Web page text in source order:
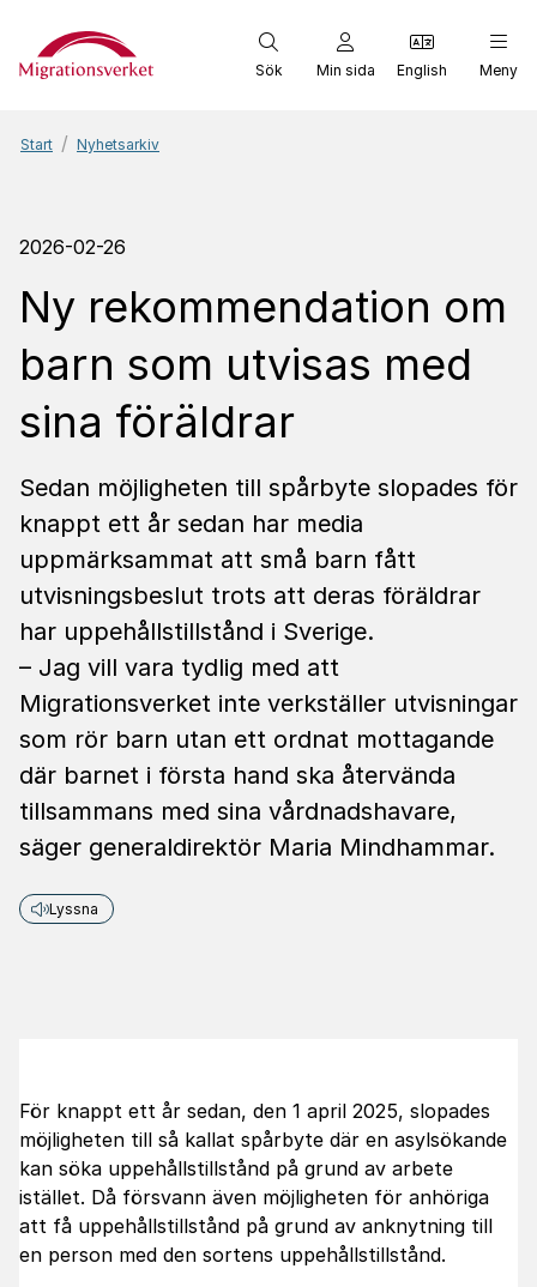
Start
Sök Min sida English Meny
Start Nyhetsarkiv
2026-02-26
Ny rekommendation om
barn som utvisas med
sina föräldrar
Sedan möjligheten till spårbyte slopades för
knappt ett år sedan har media
uppmärksammat att små barn fått
utvisningsbeslut trots att deras föräldrar
har uppehållstillstånd i Sverige.
– Jag vill vara tydlig med att
Migrationsverket inte verkställer utvisningar
som rör barn utan ett ordnat mottagande
där barnet i första hand ska återvända
tillsammans med sina vårdnadshavare,
säger generaldirektör Maria Mindhammar.
Lyssna
För knappt ett år sedan, den 1 april 2025, slopades
möjligheten till så kallat spårbyte där en asylsökande
kan söka uppehållstillstånd på grund av arbete
istället. Då försvann även möjligheten för anhöriga
att få uppehållstillstånd på grund av anknytning till
en person med den sortens uppehållstillstånd.